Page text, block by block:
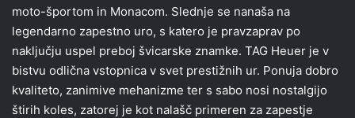
moto-športom in Monacom. Slednje se nanaša na
legendarno zapestno uro, s katero je pravzaprav po
naključju uspel preboj švicarske znamke. TAG Heuer je v
bistvu odlična vstopnica v svet prestižnih ur. Ponuja dobro
kvaliteto, zanimive mehanizme ter s sabo nosi nostalgijo
štirih koles, zatorej je kot nalašč primeren za zapestje